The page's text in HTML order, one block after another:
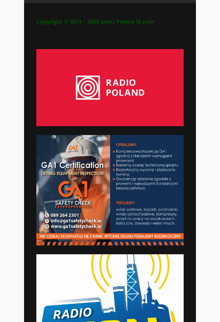
Copyright © 2013 – 2026 przez Polska-IE.com